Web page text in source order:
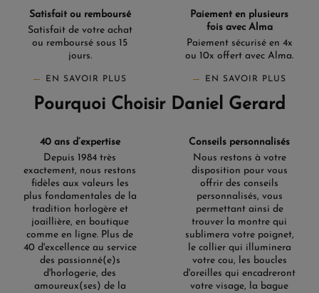
Satisfait ou remboursé
Satisfait de votre achat
ou remboursé sous 15
jours.
EN SAVOIR PLUS
Paiement en plusieurs
fois avec Alma
Paiement sécurisé en 4x
ou 10x offert avec Alma.
EN SAVOIR PLUS
Pourquoi Choisir Daniel Gerard
40 ans d’expertise
Depuis 1984 très
exactement, nous restons
fidèles aux valeurs les
plus fondamentales de la
tradition horlogère et
joaillière, en boutique
comme en ligne. Plus de
40 d'excellence au service
des passionné(e)s
d'horlogerie, des
amoureux(ses) de la
Conseils personnalisés
Nous restons à votre
disposition pour vous
offrir des conseils
personnalisés, vous
permettant ainsi de
trouver la montre qui
sublimera votre poignet,
le collier qui illuminera
votre cou, les boucles
d'oreilles qui encadreront
votre visage, la bague